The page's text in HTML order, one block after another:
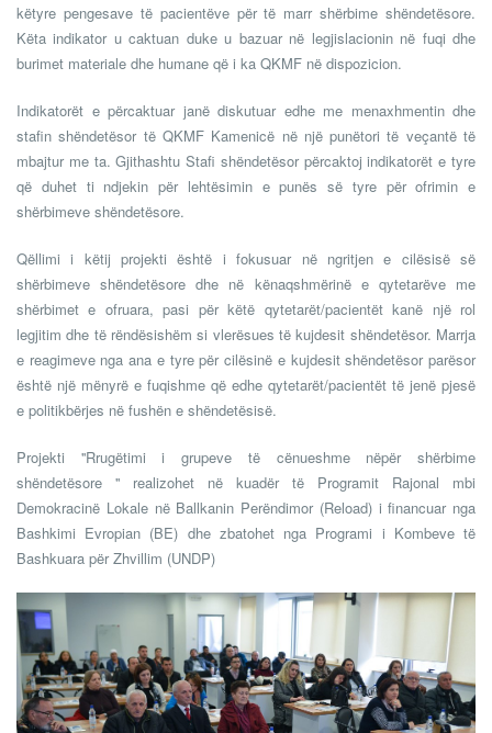
këtyre pengesave të pacientëve për të marr shërbime shëndetësore.
Këta indikator u caktuan duke u bazuar në legjislacionin në fuqi dhe
burimet materiale dhe humane që i ka QKMF në dispozicion.
Indikatorët e përcaktuar janë diskutuar edhe me menaxhmentin dhe
stafin shëndetësor të QKMF Kamenicë në një punëtori të veçantë të
mbajtur me ta. Gjithashtu Stafi shëndetësor përcaktoj indikatorët e tyre
që duhet ti ndjekin për lehtësimin e punës së tyre për ofrimin e
shërbimeve shëndetësore.
Qëllimi i këtij projekti është i fokusuar në ngritjen e cilësisë së
shërbimeve shëndetësore dhe në kënaqshmërinë e qytetarëve me
shërbimet e ofruara, pasi për këtë qytetarët/pacientët kanë një rol
legjitim dhe të rëndësishëm si vlerësues të kujdesit shëndetësor. Marrja
e reagimeve nga ana e tyre për cilësinë e kujdesit shëndetësor parësor
është një mënyrë e fuqishme që edhe qytetarët/pacientët të jenë pjesë
e politikbërjes në fushën e shëndetësisë.
Projekti ''Rrugëtimi i grupeve të cënueshme nëpër shërbime
shëndetësore '' realizohet në kuadër të Programit Rajonal mbi
Demokracinë Lokale në Ballkanin Perëndimor (Reload) i financuar nga
Bashkimi Evropian (BE) dhe zbatohet nga Programi i Kombeve të
Bashkuara për Zhvillim (UNDP)